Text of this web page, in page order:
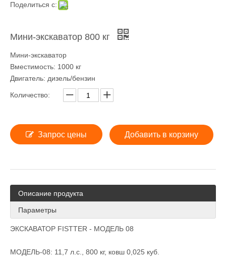
Поделиться с:
Мини-экскаватор 800 кг
Мини-экскаватор
Вместимость: 1000 кг
Двигатель: дизель/бензин
Количество:
Запрос цены Добавить в корзину
Описание продукта
Параметры
ЭКСКАВАТОР FISTTER - МОДЕЛЬ 08
МОДЕЛЬ-08: 11,7 л.с., 800 кг, ковш 0,025 куб.